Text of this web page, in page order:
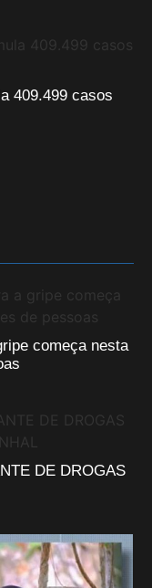
409.499 casos
começa nesta
DE DROGAS